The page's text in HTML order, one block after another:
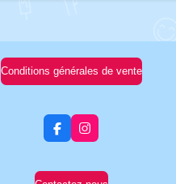
Conditions générales de vente
F
a
e
b
I
n
t
a